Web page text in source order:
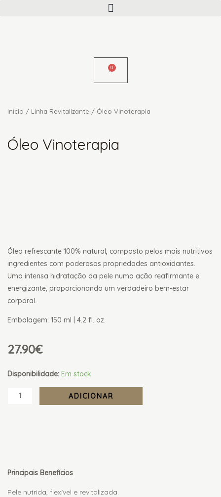
Menu
Início / Linha Revitalizante / Óleo Vinoterapia
Óleo Vinoterapia
Óleo refrescante 100% natural, composto pelos mais nutritivos
ingredientes com poderosas propriedades antioxidantes.
Uma intensa hidratação da pele numa ação reafirmante e
energizante, proporcionando um verdadeiro bem-estar
corporal.
Embalagem: 150 ml | 4.2 fl. oz.
27.90€
Disponibilidade: Em stock
Quantidade
Óleo
ADICIONAR
Principais Benefícios
Pele nutrida, flexível e revitalizada.